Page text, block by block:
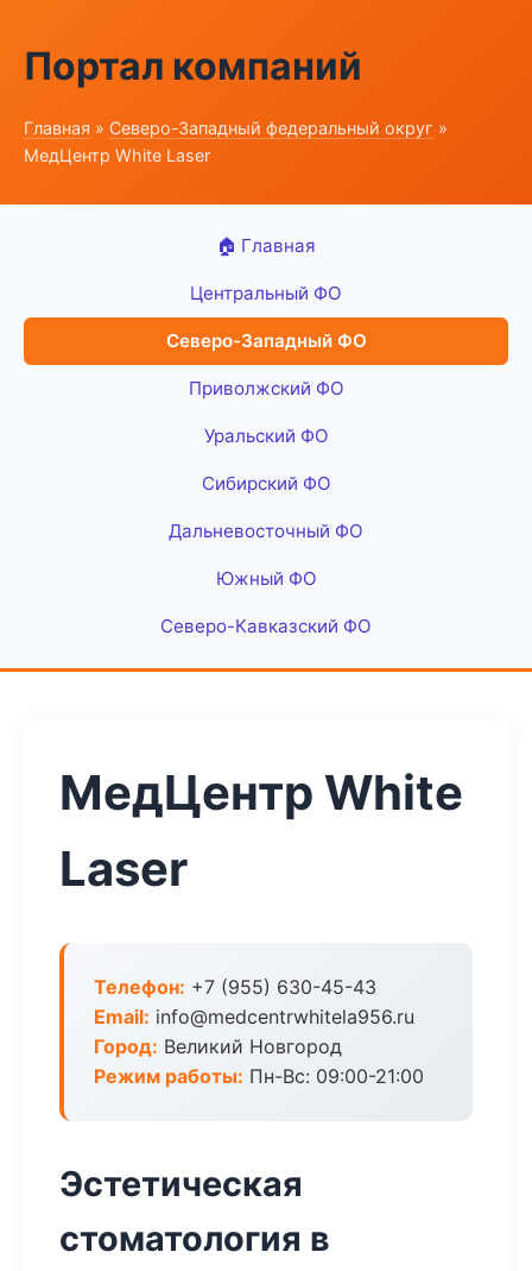
Портал компаний
Главная » Северо-Западный федеральный округ »
МедЦентр White Laser
🏠 Главная
Центральный ФО
Северо-Западный ФО
Приволжский ФО
Уральский ФО
Сибирский ФО
Дальневосточный ФО
Южный ФО
Северо-Кавказский ФО
МедЦентр White
Laser
Телефон: +7 (955) 630-45-43
Email: info@medcentrwhitela956.ru
Город: Великий Новгород
Режим работы: Пн-Вс: 09:00-21:00
Эстетическая
стоматология в